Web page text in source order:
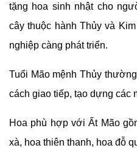
tặng hoa sinh nhật cho
cây thuộc hành Thủy và
nghiệp càng phát triển.
Tuổi Mão mệnh Thủy
cách giao tiếp, tạo dựng các
Hoa phù hợp với Ất Mão
xà, hoa thiên thanh, hoa đỗ